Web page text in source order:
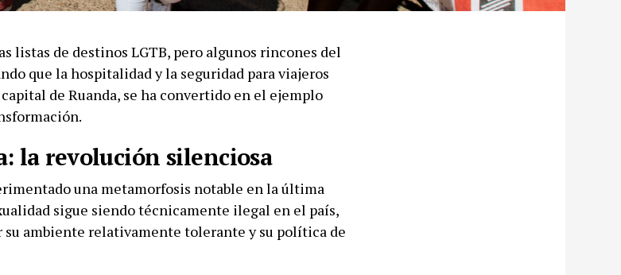
listas de destinos LGTB, pero algunos rincones del
que la hospitalidad y la seguridad para viajeros
de Ruanda, se ha convertido en el ejemplo
la revolución silenciosa
una metamorfosis notable en la última
sigue siendo técnicamente ilegal en el país,
ambiente relativamente tolerante y su política de